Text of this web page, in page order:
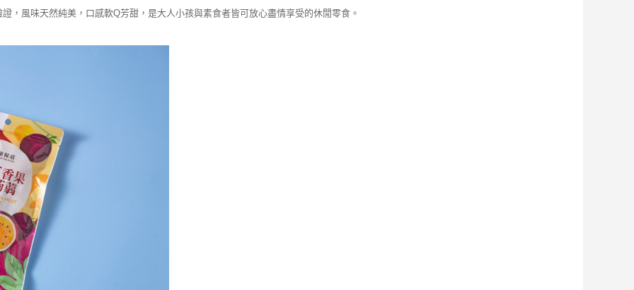
，風味天然純美，口感軟Q芳甜，是大人小孩與素食者皆可放心盡情享受的休閒零食。